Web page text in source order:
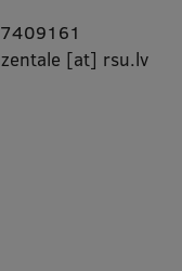
[at] rsu.lv